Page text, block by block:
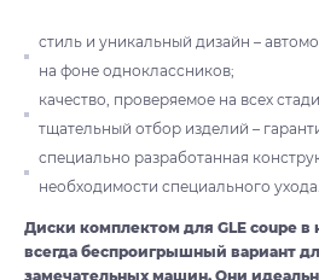
стиль и уникальный дизайн –
на фоне одноклассников;
качество, проверяемое на всех
тщательный отбор изделий –
специально разработанная
необходимости специального ухода.
Диски комплектом для GLE coupe в
всегда беспроигрышный вариант
замечательных машин. Они